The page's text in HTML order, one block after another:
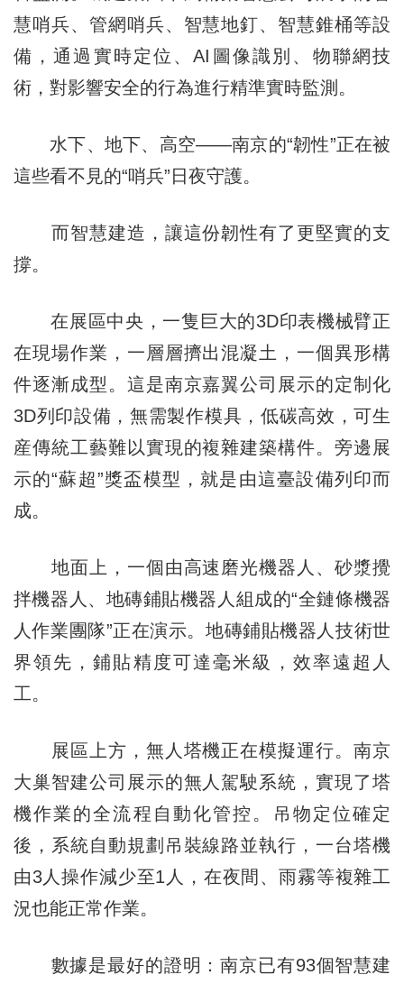
慧哨兵、管網哨兵、智慧地釘、智慧錐桶等設
備，通過實時定位、AI圖像識別、物聯網技
術，對影響安全的行為進行精準實時監測。
水下、地下、高空——南京的“韌性”正在被
這些看不見的“哨兵”日夜守護。
而智慧建造，讓這份韌性有了更堅實的支
撐。
在展區中央，一隻巨大的3D印表機械臂正
在現場作業，一層層擠出混凝土，一個異形構
件逐漸成型。這是南京嘉翼公司展示的定制化
3D列印設備，無需製作模具，低碳高效，可生
産傳統工藝難以實現的複雜建築構件。旁邊展
示的“蘇超”獎盃模型，就是由這臺設備列印而
成。
地面上，一個由高速磨光機器人、砂漿攪
拌機器人、地磚鋪貼機器人組成的“全鏈條機器
人作業團隊”正在演示。地磚鋪貼機器人技術世
界領先，鋪貼精度可達毫米級，效率遠超人
工。
展區上方，無人塔機正在模擬運行。南京
大巢智建公司展示的無人駕駛系統，實現了塔
機作業的全流程自動化管控。吊物定位確定
後，系統自動規劃吊裝線路並執行，一台塔機
由3人操作減少至1人，在夜間、雨霧等複雜工
況也能正常作業。
數據是最好的證明：南京已有93個智慧建